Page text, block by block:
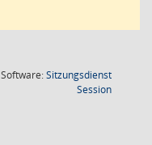
Software:Sitzungsdienst
Session(Wird in